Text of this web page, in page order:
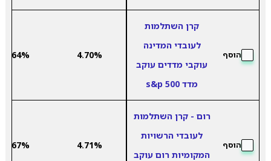
הוסף
קרן השתלמות
לעובדי המדינה
עוקבי מדדים עוקב
מדד s&p 500
4.70%
1.64%
הוסף
רום - קרן השתלמות
לעובדי הרשויות
המקומיות רום עוקב
4.71%
1.67%